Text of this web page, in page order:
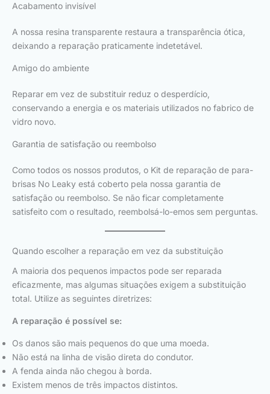
Acabamento invisível
A nossa resina transparente restaura a transparência ótica,
deixando a reparação praticamente indetetável.
Amigo do ambiente
Reparar em vez de substituir reduz o desperdício,
conservando a energia e os materiais utilizados no fabrico de
vidro novo.
Garantia de satisfação ou reembolso
Como todos os nossos produtos, o Kit de reparação de para-
brisas No Leaky está coberto pela nossa garantia de
satisfação ou reembolso. Se não ficar completamente
satisfeito com o resultado, reembolsá-lo-emos sem perguntas.
Quando escolher a reparação em vez da substituição
A maioria dos pequenos impactos pode ser reparada
eficazmente, mas algumas situações exigem a substituição
total. Utilize as seguintes diretrizes:
A reparação é possível se:
Os danos são mais pequenos do que uma moeda.
Não está na linha de visão direta do condutor.
A fenda ainda não chegou à borda.
Existem menos de três impactos distintos.